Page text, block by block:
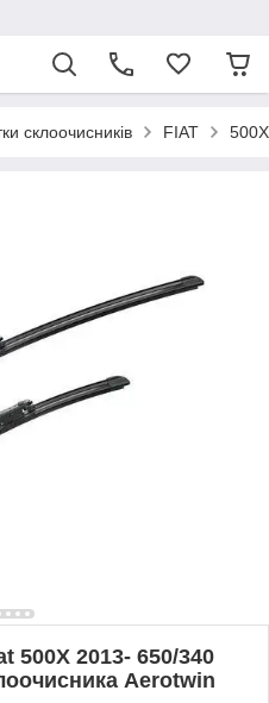
склоочисників FIAT 500X
500X 2013- 650/340
Aerotwin